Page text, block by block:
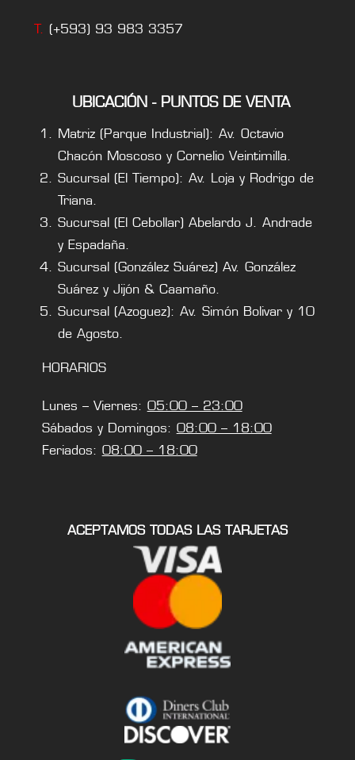
T. (+593) 93 983 3357
UBICACIÓN - PUNTOS DE VENTA
Matriz (Parque Industrial): Av. Octavio
Chacón Moscoso y Cornelio Veintimilla.
Sucursal (El Tiempo): Av. Loja y Rodrigo de
Triana.
Sucursal (El Cebollar) Abelardo J. Andrade
y Espadaña.
Sucursal (González Suárez) Av. González
Suárez y Jijón & Caamaño.
Sucursal (Azoguez): Av. Simón Bolivar y 10
de Agosto.
HORARIOS
Lunes – Viernes: 05:00 – 23:00
Sábados y Domingos: 08:00 – 18:00
Feriados: 08:00 – 18:00
ACEPTAMOS TODAS LAS TARJETAS